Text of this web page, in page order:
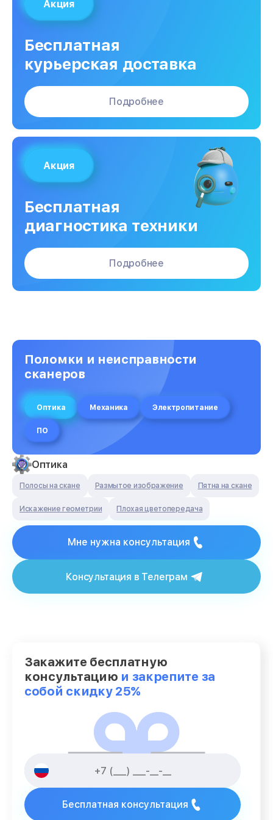
Акция
Бесплатная
курьерская доставка
Подробнее
Акция
Бесплатная
диагностика техники
Подробнее
Поломки и неисправности
сканеров
Оптика Механика Электропитание
ПО
Оптика
Полосы на скане Размытое изображение Пятна на скане
Искажение геометрии Плохая цветопередача
Мне нужна консультация
Консультация в Телеграм
Закажите бесплатную
консультацию и закрепите за
собой скидку 25%
Бесплатная консультация